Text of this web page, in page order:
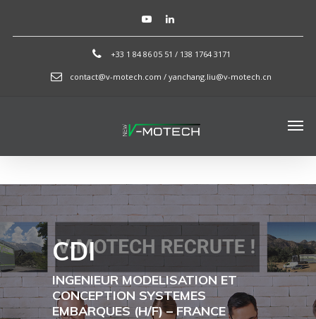
+33 1 84 86 05 51 / 138 1764 3171
contact@v-motech.com / yanchang.liu@v-motech.cn
CDI
INGENIEUR MODELISATION ET
CONCEPTION SYSTEMES
EMBARQUES (H/F) – FRANCE